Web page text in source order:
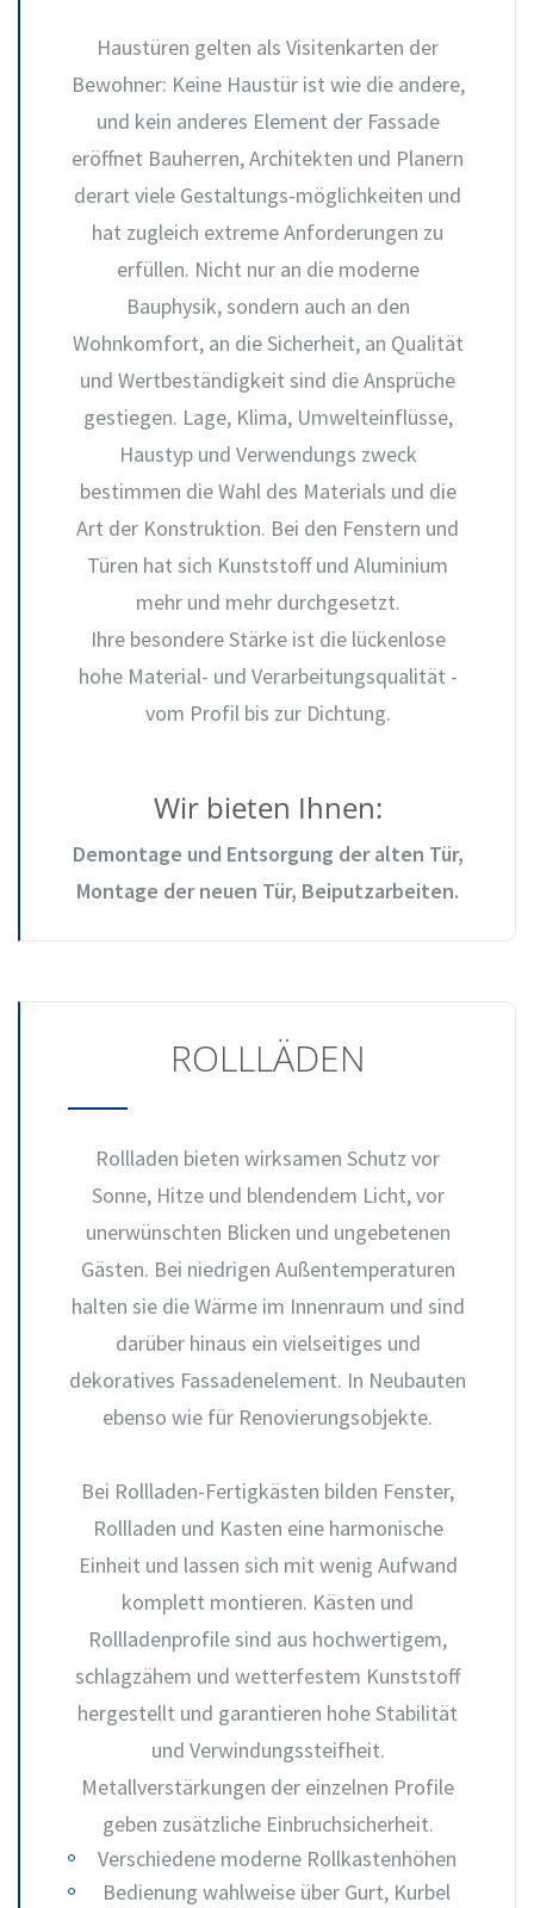
Haustüren gelten als Visitenkarten der
Bewohner: Keine Haustür ist wie die andere,
und kein anderes Element der Fassade
eröffnet Bauherren, Architekten und Planern
derart viele Gestaltungs-möglichkeiten und
hat zugleich extreme Anforderungen zu
erfüllen. Nicht nur an die moderne
Bauphysik, sondern auch an den
Wohnkomfort, an die Sicherheit, an Qualität
und Wertbeständigkeit sind die Ansprüche
gestiegen. Lage, Klima, Umwelteinflüsse,
Haustyp und Verwendungs zweck
bestimmen die Wahl des Materials und die
Art der Konstruktion. Bei den Fenstern und
Türen hat sich Kunststoff und Aluminium
mehr und mehr durchgesetzt.
Ihre besondere Stärke ist die lückenlose
hohe Material- und Verarbeitungsqualität -
vom Profil bis zur Dichtung.
Wir bieten Ihnen:
Demontage und Entsorgung der alten Tür,
Montage der neuen Tür, Beiputzarbeiten.
ROLLLÄDEN
Rollladen bieten wirksamen Schutz vor
Sonne, Hitze und blendendem Licht, vor
unerwünschten Blicken und ungebetenen
Gästen. Bei niedrigen Außentemperaturen
halten sie die Wärme im Innenraum und sind
darüber hinaus ein vielseitiges und
dekoratives Fassadenelement. In Neubauten
ebenso wie für Renovierungsobjekte.
Bei Rollladen-Fertigkästen bilden Fenster,
Rollladen und Kasten eine harmonische
Einheit und lassen sich mit wenig Aufwand
komplett montieren. Kästen und
Rollladenprofile sind aus hochwertigem,
schlagzähem und wetterfestem Kunststoff
hergestellt und garantieren hohe Stabilität
und Verwindungssteifheit.
Metallverstärkungen der einzelnen Profile
geben zusätzliche Einbruchsicherheit.
Verschiedene moderne Rollkastenhöhen
Bedienung wahlweise über Gurt, Kurbel